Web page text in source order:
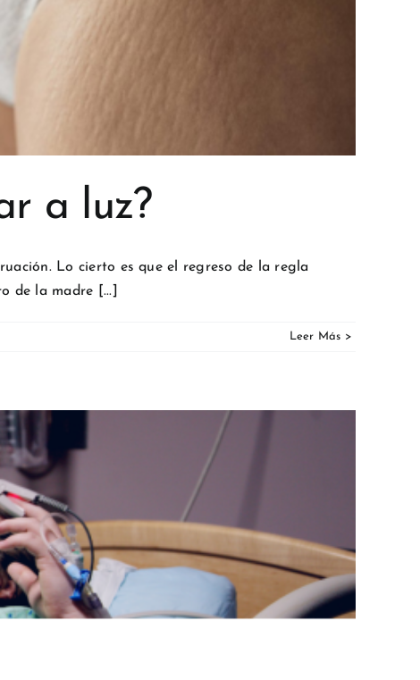
a luz?
Lo cierto es que el regreso de la regla
de la madre [...]